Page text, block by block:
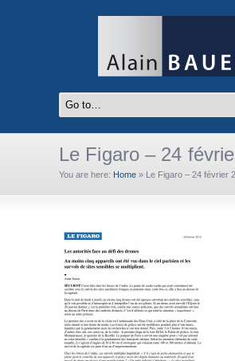
Le Figaro – 24
You are here: Home » Le Figaro – 24 février